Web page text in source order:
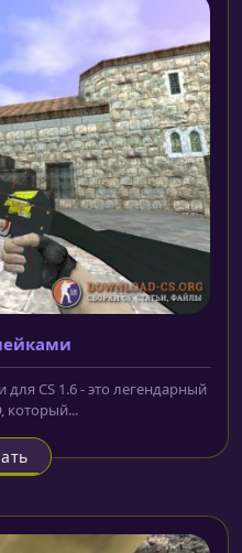
для CS 1.6 - это легендарный
который...